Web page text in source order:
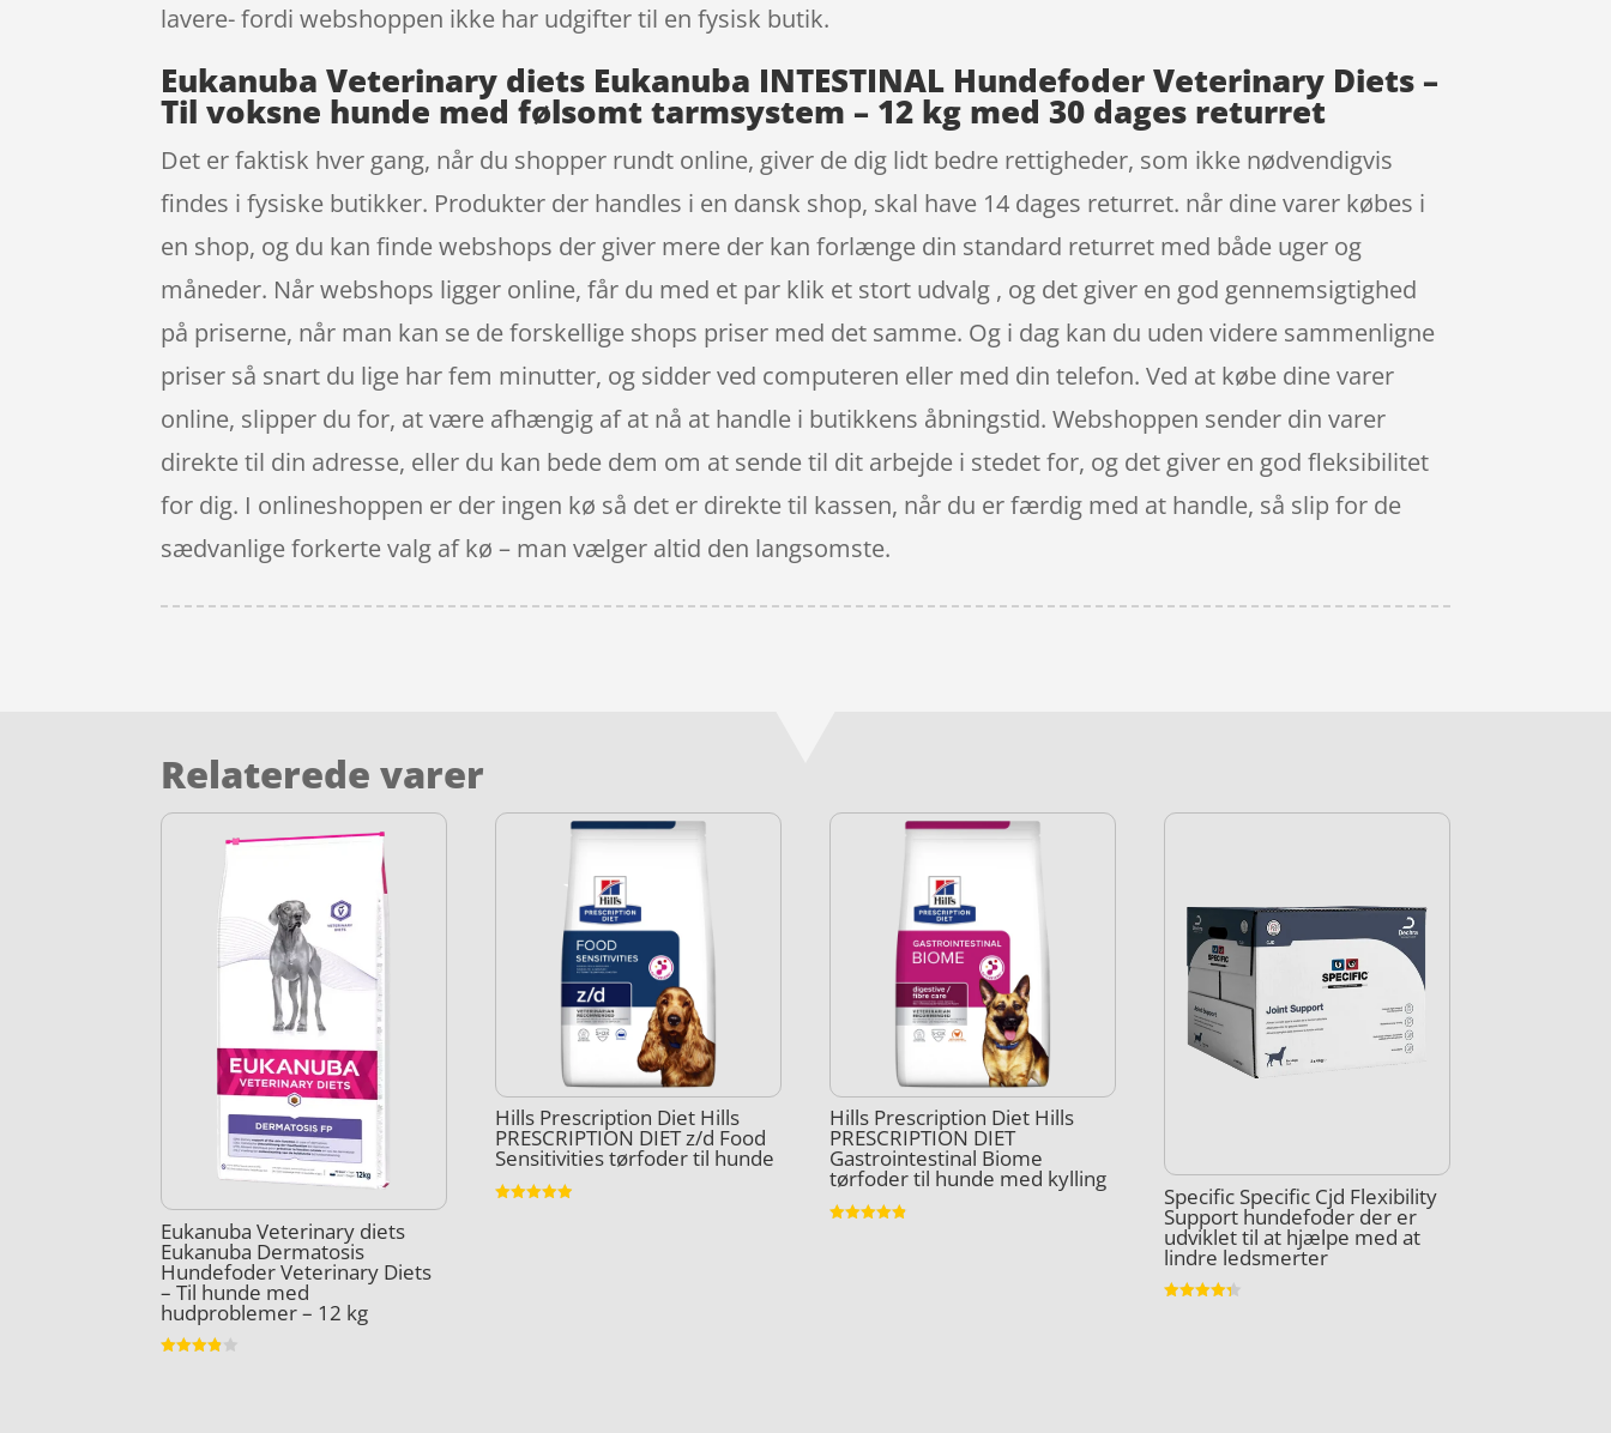
lavere- fordi webshoppen ikke har udgifter til en fysisk butik.
Eukanuba Veterinary diets Eukanuba INTESTINAL Hundefoder Veterinary Diets –
Til voksne hunde med følsomt tarmsystem – 12 kg med 30 dages returret
Det er faktisk hver gang, når du shopper rundt online, giver de dig lidt bedre rettigheder, som ikke nødvendigvis
findes i fysiske butikker. Produkter der handles i en dansk shop, skal have 14 dages returret. når dine varer købes i
en shop, og du kan finde webshops der giver mere der kan forlænge din standard returret med både uger og
måneder. Når webshops ligger online, får du med et par klik et stort udvalg , og det giver en god gennemsigtighed
på priserne, når man kan se de forskellige shops priser med det samme. Og i dag kan du uden videre sammenligne
priser så snart du lige har fem minutter, og sidder ved computeren eller med din telefon. Ved at købe dine varer
online, slipper du for, at være afhængig af at nå at handle i butikkens åbningstid. Webshoppen sender din varer
direkte til din adresse, eller du kan bede dem om at sende til dit arbejde i stedet for, og det giver en god fleksibilitet
for dig. I onlineshoppen er der ingen kø så det er direkte til kassen, når du er færdig med at handle, så slip for de
sædvanlige forkerte valg af kø – man vælger altid den langsomste.
Relaterede varer
Eukanuba Veterinary diets
Eukanuba Dermatosis
Hundefoder Veterinary Diets
– Til hunde med
hudproblemer – 12 kg
Hills Prescription Diet Hills
PRESCRIPTION DIET z/d Food
Sensitivities tørfoder til hunde
Hills Prescription Diet Hills
PRESCRIPTION DIET
Gastrointestinal Biome
tørfoder til hunde med kylling
Specific Specific Cjd Flexibility
Support hundefoder der er
udviklet til at hjælpe med at
lindre ledsmerter